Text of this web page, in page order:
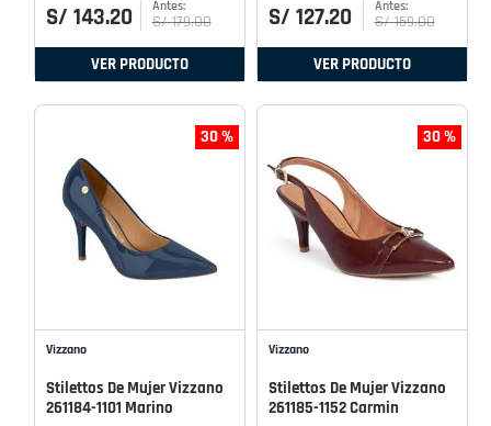
S/ 143.20 S/ 179.00
VER PRODUCTO
S/ 127.20 S/ 159.00
VER PRODUCTO
30 %
Vizzano
Stilettos De Mujer Vizzano
261184-1101 Marino
30 %
Vizzano
Stilettos De Mujer Vizzano
261185-1152 Carmin